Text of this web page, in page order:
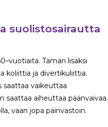
suolistosairautta
Tämän lisäksi
koliittia ja divertikuliittia.
saattaa vaikeuttaa
saattaa aiheuttaa päänvaivaa.
vaan jopa päinvastoin.